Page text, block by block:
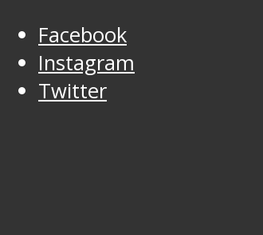
Facebook
Instagram
Twitter